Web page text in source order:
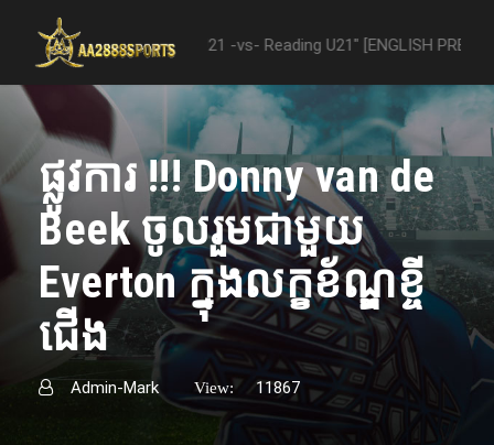
Forest U21 -vs- Reading U21" [ENGLISH
ផ្លូវការ !!! Donny van de
Beek ចូលរួមជាមួយ
Everton ក្នុងលក្ខខ័ណ្ឌខ្ចី
ជើង
Admin-Mark View: 11867